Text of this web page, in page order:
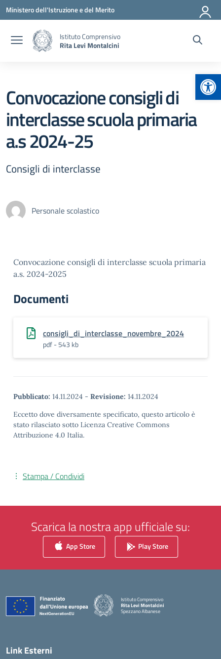
Vai ai contenuti
Vai al menu di navigazione
Vai al footer
Ministero dell'Istruzione e del Merito
Istituto Comprensivo
Rita Levi Montalcini
Convocazione consigli di
interclasse scuola primaria
a.s 2024-25
Consigli di interclasse
Personale scolastico
Convocazione consigli di interclasse scuola primaria
a.s. 2024-2025
Documenti
consigli_di_interclasse_novembre_2024
pdf - 543 kb
Pubblicato: 14.11.2024 - Revisione: 14.11.2024
Eccetto dove diversamente specificato, questo articolo è
stato rilasciato sotto Licenza Creative Commons
Attribuzione 4.0 Italia.
Stampa / Condividi
Scarica la nostra app ufficiale su:
App Store Play Store
Istituto Comprensivo
Rita Levi Montalcini
Spezzano Albanese
— Visita la pagina iniziale della scuola
Link Esterni